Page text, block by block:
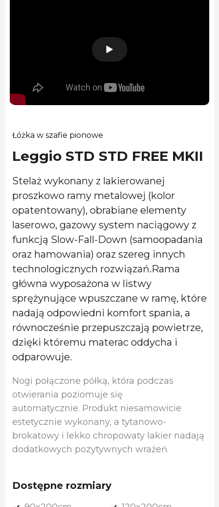
Łóżka w szafie pionowe
Leggio STD STD FREE MKII
Stelaż wykonany z lakierowanej
proszkowo ramy metalowej (kolor
opatentowany), obrabiane elementy
laserowo, gazowy system naciągowy z
funkcją Slow-Fall-Down (samoopadania
oraz hamowania) oraz szereg innych
technologicznych rozwiązań.Rama
główna wyposażona w listwy
sprężynujące wpuszczane w ramę, które
nadają odpowiedni komfort spania, a
równocześnie przepuszczają powietrze,
dzięki któremu materac oddycha i
odparowuje.
Nogi połączone półką, która podczas
otwierania poziomuje się
automatycznie. Produkt niesamowicie
estetycznie wykonany, a tytanowo-
brokatowy i lekko chropowaty lakier nadają
dodatkowych pozytywnych wrażeń.
Dostępne rozmiary